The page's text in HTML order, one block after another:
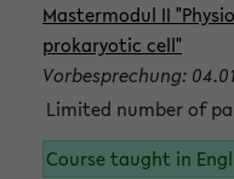
Mastermodul II
prokaryotic cell"
Vorbesprechung:
Limited number of
Course taught in